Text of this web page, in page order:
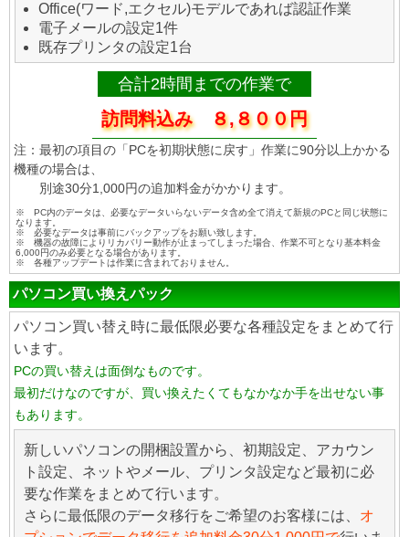
Office(ワード,エクセル)モデルであれば認証作業
電子メールの設定1件
既存プリンタの設定1台
合計2時間までの作業で
訪問料込み ８,８００円
注：最初の項目の「PCを初期状態に戻す」作業に90分以上かかる
機種の場合は、
別途30分1,000円の追加料金がかかります。
※ PC内のデータは、必要なデータいらないデータ含め全て消えて新規のPCと同じ状態に
なります。
※ 必要なデータは事前にバックアップをお願い致します。
※ 機器の故障によりリカバリー動作が止まってしまった場合、作業不可となり基本料金
6,000円のみ必要となる場合があります。
※ 各種アップデートは作業に含まれておりません。
パソコン買い換えパック
パソコン買い替え時に最低限必要な各種設定をまとめて行
います。
PCの買い替えは面倒なものです。
最初だけなのですが、買い換えたくてもなかなか手を出せない事
もあります。
新しいパソコンの開梱設置から、初期設定、アカウン
ト設定、ネットやメール、プリンタ設定など最初に必
要な作業をまとめて行います。
さらに最低限のデータ移行をご希望のお客様には、 オ